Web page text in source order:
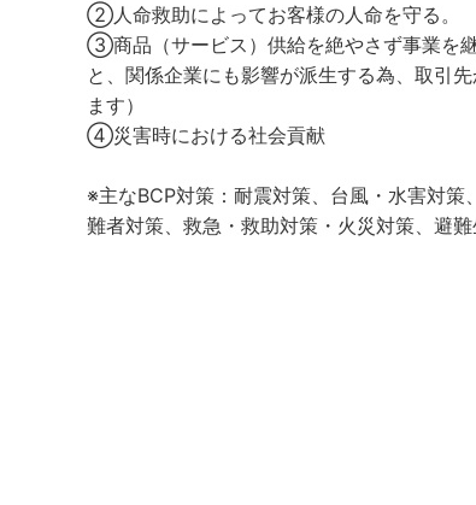
②人命救助によってお客様の人命を守る。
③商品（サービス）供給を絶やさず事業を
と、関係企業にも影響が派生する為、取引
ます）
④災害時における社会貢献
※主なBCP対策：耐震対策、台風・水害対
難者対策、救急・救助対策・火災対策、避